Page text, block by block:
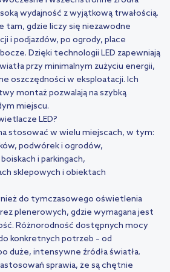
wydajność z wyjątkową trwałością.
tam, gdzie liczy się niezawodne
i podjazdów, po ogrody, place
Dzięki technologii LED zapewniają
przy minimalnym zużyciu energii,
oszczędności w eksploatacji. Ich
montaż pozwalają na szybką
miejscu.
LED?
stosować w wielu miejscach, w tym:
podwórek i ogrodów,
i parkingach,
sklepowych i obiektach
do tymczasowego oświetlenia
plenerowych, gdzie wymagana jest
Różnorodność dostępnych mocy
konkretnych potrzeb – od
duże, intensywne źródła światła.
sprawia, że są chętnie